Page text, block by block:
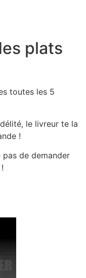
plats
toutes les 5
le livreur te la
!
pas de demander